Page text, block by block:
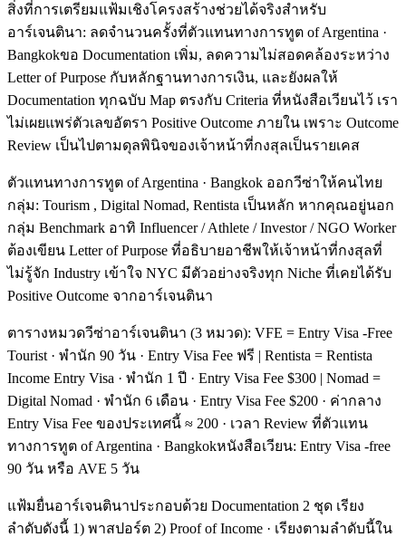
สิ่งที่การเตรียมแฟ้มเชิงโครงสร้างช่วยได้จริงสำหรับ
อาร์เจนตินา: ลดจำนวนครั้งที่ตัวแทนทางการทูต of Argentina ·
Bangkokขอ Documentation เพิ่ม, ลดความไม่สอดคล้องระหว่าง
Letter of Purpose กับหลักฐานทางการเงิน, และยังผลให้
Documentation ทุกฉบับ Map ตรงกับ Criteria ที่หนังสือเวียนไว้ เรา
ไม่เผยแพร่ตัวเลขอัตรา Positive Outcome ภายใน เพราะ Outcome
Review เป็นไปตามดุลพินิจของเจ้าหน้าที่กงสุลเป็นรายเคส
ตัวแทนทางการทูต of Argentina · Bangkok ออกวีซ่าให้คนไทย
กลุ่ม: Tourism , Digital Nomad, Rentista เป็นหลัก หากคุณอยู่นอก
กลุ่ม Benchmark อาทิ Influencer / Athlete / Investor / NGO Worker
ต้องเขียน Letter of Purpose ที่อธิบายอาชีพให้เจ้าหน้าที่กงสุลที่
ไม่รู้จัก Industry เข้าใจ NYC มีตัวอย่างจริงทุก Niche ที่เคยได้รับ
Positive Outcome จากอาร์เจนตินา
ตารางหมวดวีซ่าอาร์เจนตินา (3 หมวด): VFE = Entry Visa -Free
Tourist · พำนัก 90 วัน · Entry Visa Fee ฟรี | Rentista = Rentista
Income Entry Visa · พำนัก 1 ปี · Entry Visa Fee $300 | Nomad =
Digital Nomad · พำนัก 6 เดือน · Entry Visa Fee $200 · ค่ากลาง
Entry Visa Fee ของประเทศนี้ ≈ 200 · เวลา Review ที่ตัวแทน
ทางการทูต of Argentina · Bangkokหนังสือเวียน: Entry Visa -free
90 วัน หรือ AVE 5 วัน
แฟ้มยื่นอาร์เจนตินาประกอบด้วย Documentation 2 ชุด เรียง
ลำดับดังนี้ 1) พาสปอร์ต 2) Proof of Income · เรียงตามลำดับนี้ใน